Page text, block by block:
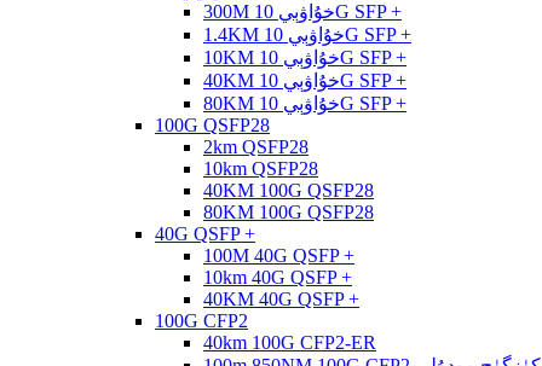
300M خۇاۋېي 10G SFP +
1.4KM خۇاۋېي 10G SFP +
10KM خۇاۋېي 10G SFP +
40KM خۇاۋېي 10G SFP +
80KM خۇاۋېي 10G SFP +
100G QSFP28
2km QSFP28
10km QSFP28
40KM 100G QSFP28
80KM 100G QSFP28
40G QSFP +
100M 40G QSFP +
10km 40G QSFP +
40KM 40G QSFP +
100G CFP2
40km 100G CFP2-ER